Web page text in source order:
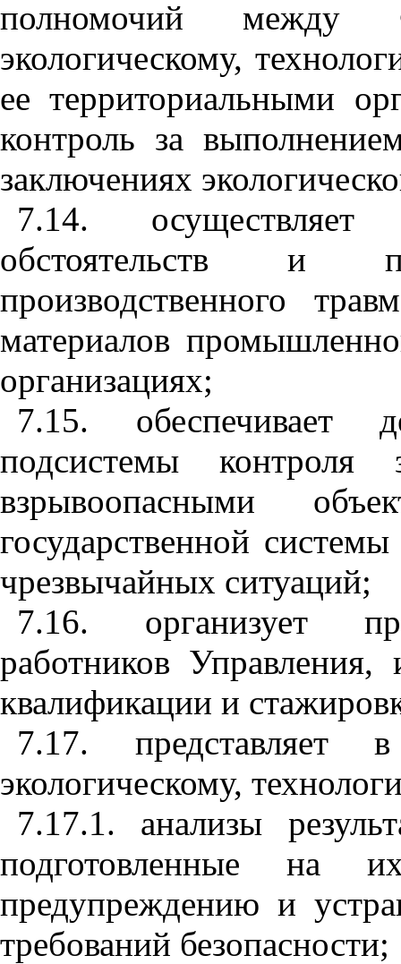
полномочий между
экологическому,
ее территориальными
контроль за
заключениях
7.14. осуществляет
обстоятельств и
производственного
материалов
организациях;
7.15. обеспечивает
подсистемы
взрывоопасными
государственной
чрезвычайных ситуаций;
7.16. организует
работников Управления,
квалификации и
7.17.
экологическому,
7.17.1. анализы
подготовленные на
предупреждению и
требований безопасности;